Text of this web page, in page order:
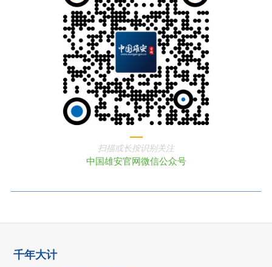
扫描或长按识别关注
中国雄安官网微信公众号
千年大计